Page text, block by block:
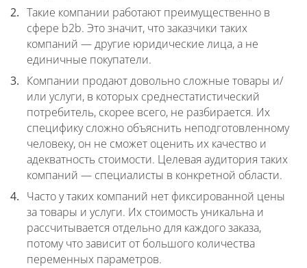
Такие компании работают преимущественно в
сфере b2b. Это значит, что заказчики таких
компаний — другие юридические лица, а не
единичные покупатели.
Компании продают довольно сложные товары и/
или услуги, в которых среднестатистический
потребитель, скорее всего, не разбирается. Их
специфику сложно объяснить неподготовленному
человеку, он не сможет оценить их качество и
адекватность стоимости. Целевая аудитория таких
компаний — специалисты в конкретной области.
Часто у таких компаний нет фиксированной цены
за товары и услуги. Их стоимость уникальна и
рассчитывается отдельно для каждого заказа,
потому что зависит от большого количества
переменных параметров.